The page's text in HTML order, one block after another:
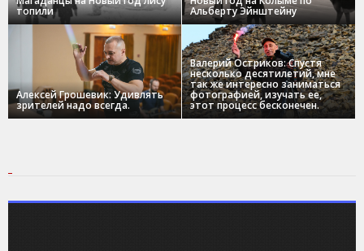
топили Альберту Эйнштейну
Алексей Грошевик: Удивлять
зрителей надо всегда.
Валерий Остриков: Спустя
несколько десятилетий, мне
так же интересно заниматься
фотографией, изучать ее,
этот процесс бесконечен.